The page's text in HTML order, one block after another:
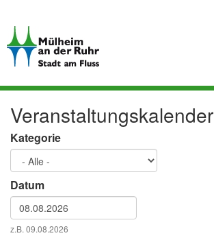
zum
Inhalt
Veranstaltungskalender
Kategorie
Datum
Datum
z.B. 09.08.2026